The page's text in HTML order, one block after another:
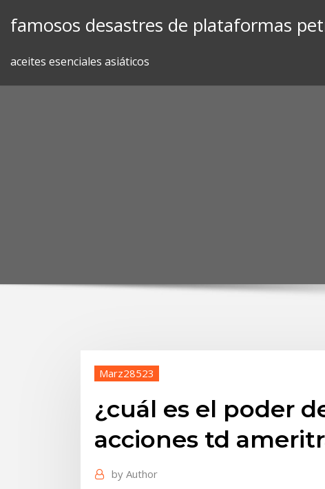
famosos desastres de plataformas
aceites esenciales asiáticos
Marz28523
¿cuál es el poder
acciones td
by Author